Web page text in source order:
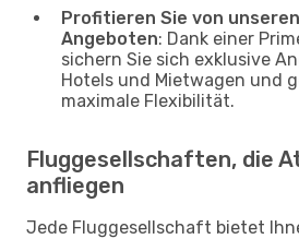
Profitieren Sie von
Angeboten: Dank einer
sichern Sie sich exklusive
Hotels und Mietwagen und
maximale Flexibilität.
Fluggesellschaften, die
anfliegen
Jede Fluggesellschaft bietet